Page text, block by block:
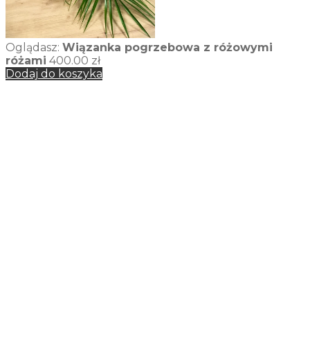
Oglądasz: Wiązanka pogrzebowa z różowymi
różami 400.00 zł
Dodaj do koszyka